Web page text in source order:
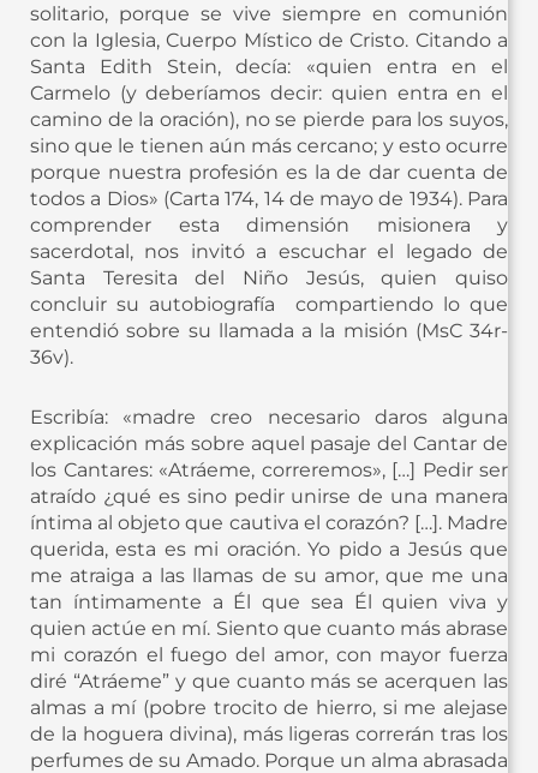
solitario, porque se vive siempre en comunión
con la Iglesia, Cuerpo Místico de Cristo. Citando a
Santa Edith Stein, decía: «quien entra en el
Carmelo (y deberíamos decir: quien entra en el
camino de la oración), no se pierde para los suyos,
sino que le tienen aún más cercano; y esto ocurre
porque nuestra profesión es la de dar cuenta de
todos a Dios» (Carta 174, 14 de mayo de 1934). Para
comprender esta dimensión misionera y
sacerdotal, nos invitó a escuchar el legado de
Santa Teresita del Niño Jesús, quien quiso
concluir su autobiografía compartiendo lo que
entendió sobre su llamada a la misión (MsC 34r-
36v).
Escribía: «madre creo necesario daros alguna
explicación más sobre aquel pasaje del Cantar de
los Cantares: «Atráeme, correremos», […] Pedir ser
atraído ¿qué es sino pedir unirse de una manera
íntima al objeto que cautiva el corazón? […]. Madre
querida, esta es mi oración. Yo pido a Jesús que
me atraiga a las llamas de su amor, que me una
tan íntimamente a Él que sea Él quien viva y
quien actúe en mí. Siento que cuanto más abrase
mi corazón el fuego del amor, con mayor fuerza
diré “Atráeme” y que cuanto más se acerquen las
almas a mí (pobre trocito de hierro, si me alejase
de la hoguera divina), más ligeras correrán tras los
perfumes de su Amado. Porque un alma abrasada